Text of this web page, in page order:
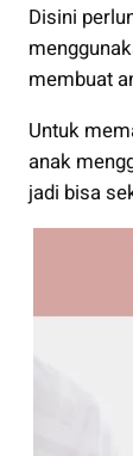
Disini
membuat
Untuk
anak
jadi bisa